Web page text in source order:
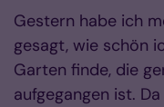
Gestern habe ich
gesagt, wie schön
Garten finde, die
aufgegangen ist.